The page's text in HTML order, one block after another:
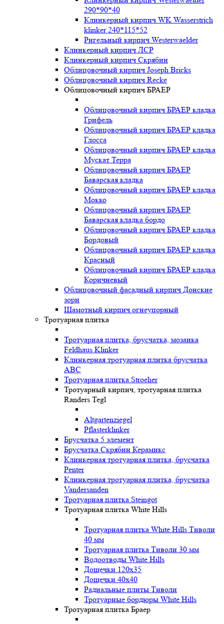
290*90*40
Клинкерный кирпич WK Wasserstrich
klinker 240*115*52
Ригельный кирпич Westerwaelder
Клинкерный кирпич ЛСР
Клинкерный кирпич Скрябин
Облицовочный кирпич Joseph Bricks
Облицовочный кирпич Recke
Облицовочный кирпич БРАЕР
Облицовочный кирпич БРАЕР кладка
Грифель
Облицовочный кирпич БРАЕР кладка
Глосса
Облицовочный кирпич БРАЕР кладка
Мускат Терра
Облицовочный кирпич БРАЕР
Баварская кладка
Облицовочный кирпич БРАЕР кладка
Мокко
Облицовочный кирпич БРАЕР
Баварская кладка бордо
Облицовочный кирпич БРАЕР кладка
Бордовый
Облицовочный кирпич БРАЕР кладка
Красный
Облицовочный кирпич БРАЕР кладка
Коричневый
Облицовочный фасадный кирпич Донские
зори
Шамотный кирпич огнеупорный
Тротуарная плитка
Тротуарная плитка, брусчатка, мозаика
Feldhaus Klinker
Клинкерная тротуарная плитка брусчатка
ABC
Тротуарная плитка Stroeher
Тротуарный кирпич, тротуарная плитка
Randers Tegl
Altgartenziegel
Pflasterklinker
Брусчатка 5 элемент
Брусчатка Скрябин Керамикс
Клинкерная тротуарная плитка, брусчатка
Penter
Клинкерная тротуарная плитка, брусчатка
Vandersanden
Тротуарная плитка Steingot
Тротуарная плитка White Hills
Тротуарная плитка White Hills Тиволи
40 мм
Тротуарная плитка Тиволи 30 мм
Водоотводы White Hills
Дощечки 120x35
Дощечки 40x40
Радиальные плиты Тиволи
Тротуарные бордюры White Hills
Тротуарная плитка Браер